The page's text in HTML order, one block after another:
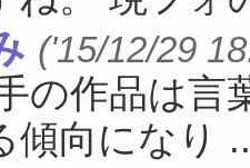
('15/12/29
の作品は言
傾向になり